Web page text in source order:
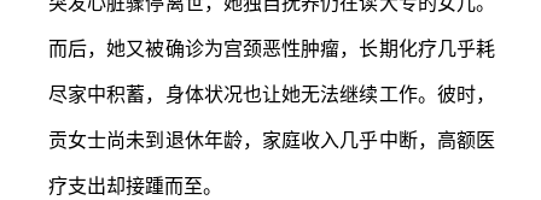
而后，她又被确诊为宫颈恶性肿瘤，长期化疗几乎耗
尽家中积蓄，身体状况也让她无法继续工作。彼时，
贡女士尚未到退休年龄，家庭收入几乎中断，高额医
疗支出却接踵而至。